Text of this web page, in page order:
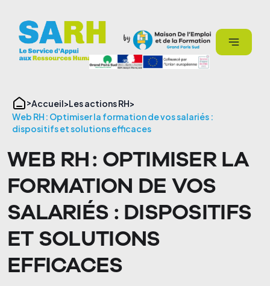
Accueil Les actions RH
Web RH : Optimiser la formation de vos salariés :
dispositifs et solutions efficaces
WEB RH : OPTIMISER LA
FORMATION DE VOS
SALARIÉS : DISPOSITIFS
ET SOLUTIONS
EFFICACES